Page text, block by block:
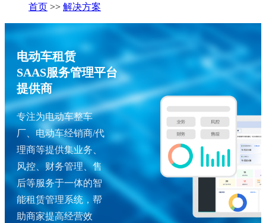
首页 >> 解决方案
电动车租赁
SAAS服务管理平台
提供商
专注为电动车整车
厂、电动车经销商/代
理商等提供集业务、
风控、财务管理、售
后等服务于一体的智
能租赁管理系统，帮
助商家提高经营效